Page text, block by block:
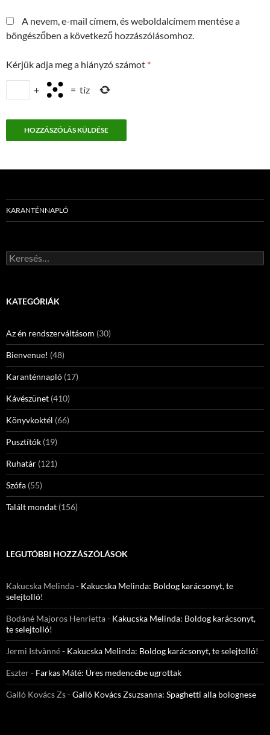
A nevem, e-mail címem, és weboldalcímem mentése a
böngészőben a következő hozzászólásomhoz.
Kérjük adja meg a hiányzó számot *
+ = tíz
KARANTÉNNAPLÓ
Keresés:
KATEGÓRIÁK
Az én rendszerváltásom (30)
Bienvenue! (48)
Karanténnapló (17)
Kávészünet (410)
Könyvkoktél (66)
Pusztítók (19)
Ruhatár (121)
Szófa (55)
Talált mondat (156)
LEGUTÓBBI HOZZÁSZÓLÁSOK
Kakucska Melinda- Kakucska Melinda: Boldog karácsonyt, te
selejtolló!
Bodáné Majoros Henrietta- Kakucska Melinda: Boldog karácsonyt,
te selejtolló!
Jermi Istvànné- Kakucska Melinda: Boldog karácsonyt, te selejtolló!
Eszter- Farkas Máté: Üres medencébe ugrottak
Galló Kovács Zs-Galló Kovács Zsuzsanna: Spaghetti alla bolognese